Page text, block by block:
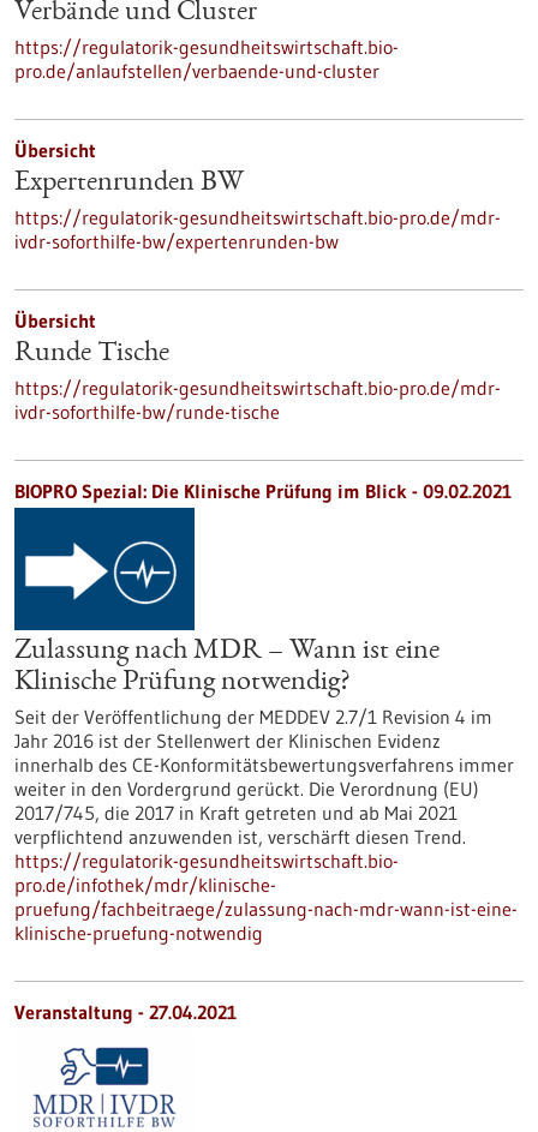
Verbände und Cluster
https://regulatorik-gesundheitswirtschaft.bio-
pro.de/anlaufstellen/verbaende-und-cluster
Übersicht
Expertenrunden BW
https://regulatorik-gesundheitswirtschaft.bio-pro.de/mdr-
ivdr-soforthilfe-bw/expertenrunden-bw
Übersicht
Runde Tische
https://regulatorik-gesundheitswirtschaft.bio-pro.de/mdr-
ivdr-soforthilfe-bw/runde-tische
BIOPRO Spezial: Die Klinische Prüfung im Blick - 09.02.2021
Zulassung nach MDR – Wann ist eine
Klinische Prüfung notwendig?
Seit der Veröffentlichung der MEDDEV 2.7/1 Revision 4 im
Jahr 2016 ist der Stellenwert der Klinischen Evidenz
innerhalb des CE-Konformitätsbewertungsverfahrens immer
weiter in den Vordergrund gerückt. Die Verordnung (EU)
2017/745, die 2017 in Kraft getreten und ab Mai 2021
verpflichtend anzuwenden ist, verschärft diesen Trend.
https://regulatorik-gesundheitswirtschaft.bio-
pro.de/infothek/mdr/klinische-
pruefung/fachbeitraege/zulassung-nach-mdr-wann-ist-eine-
klinische-pruefung-notwendig
Veranstaltung - 27.04.2021